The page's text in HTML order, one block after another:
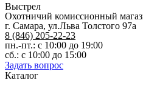
Выстрел
Охотничий комиссионный
г. Самара, ул.Льва Толстого 97а
8 (846) 205-22-23
пн.-пт.: с 10:00 до 19:00
сб.: с 10:00 до 15:00
Задать вопрос
Каталог